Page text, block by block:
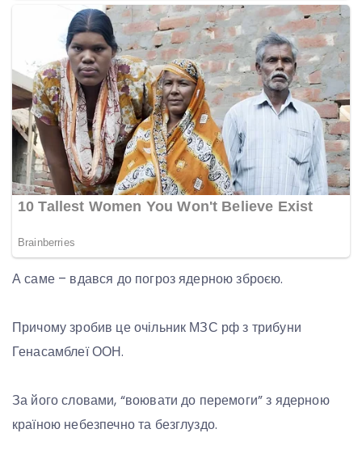
А саме – вдався до погроз ядерною зброєю.
Причому зробив це очільник МЗС рф з трибуни
Генасамблеї ООН.
За його словами, “воювати до перемоги” з ядерною
країною небезпечно та безглуздо.